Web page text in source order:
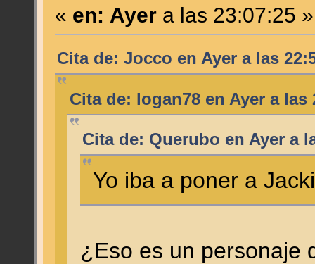
« en: Ayera las 23:07:25 »
Cita de: Jocco en Ayera las
Cita de: logan78 en Ayera las
Cita de: Querubo en Ayera
Yo iba a poner a
¿Eso es un personaje